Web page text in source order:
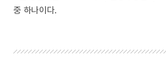
중 하나이다.